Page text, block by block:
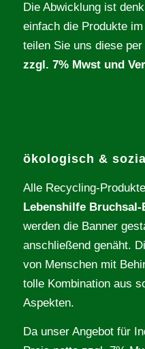
Die Abwicklung ist
einfach die Produkte
teilen Sie uns diese
zzgl. 7% Mwst und
ökologisch & sozial
Alle Recycling-
Lebenshilfe Bruchsal-
werden die Banner
anschließend genäht.
von Menschen mit
tolle Kombination aus
Aspekten.
Da unser Angebot für